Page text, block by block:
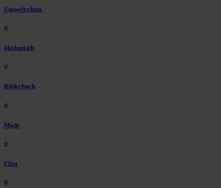
Umweltschutz
#
ökologisch
#
Bilderbuch
#
Mode
#
Film
#